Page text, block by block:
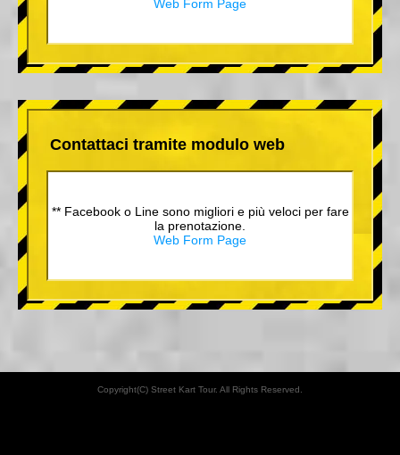
Web Form Page
Contattaci tramite modulo web
** Facebook o Line sono migliori e più veloci per fare
la prenotazione.
Web Form Page
Copyright(C) Street Kart Tour. All Rights Reserved.